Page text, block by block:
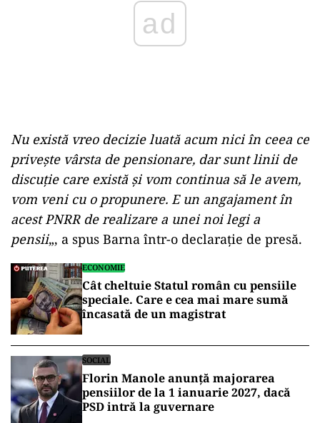
Nu există vreo decizie luată acum nici în ceea ce
priveşte vârsta de pensionare, dar sunt linii de
discuţie care există şi vom continua să le avem,
vom veni cu o propunere. E un angajament în
acest PNRR de realizare a unei noi legi a
pensii„, a spus Barna într-o declaraţie de presă.
ECONOMIE
Cât cheltuie Statul român cu pensiile
speciale. Care e cea mai mare sumă
încasată de un magistrat
SOCIAL
Florin Manole anunță majorarea
pensiilor de la 1 ianuarie 2027, dacă
PSD intră la guvernare